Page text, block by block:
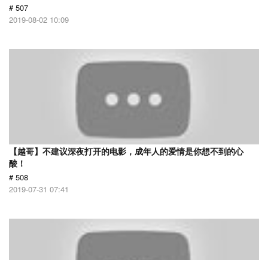
# 507
2019-08-02 10:09
【越哥】不建议深夜打开的电影，成年人的爱情是你想不到的心
酸！
# 508
2019-07-31 07:41